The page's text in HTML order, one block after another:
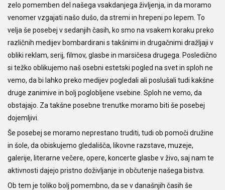
zelo pomemben del našega vsakdanjega življenja, in da moramo
venomer vzgajati našo dušo, da stremi in hrepeni po lepem. To
velja še posebej v sedanjih časih, ko smo na vsakem koraku preko
različnih medijev bombardirani s takšnimi in drugačnimi dražljaji v
obliki reklam, serij, filmov, glasbe in marsičesa drugega. Posledično
si težko oblikujemo naš osebni estetski pogled na svet in sploh ne
vemo, da bi lahko preko medijev pogledali ali poslušali tudi kakšne
druge zanimive in bolj poglobljene vsebine. Sploh ne vemo, da
obstajajo. Za takšne posebne trenutke moramo biti še posebej
dojemljivi.
Še posebej se moramo neprestano truditi, tudi ob pomoči družine
in šole, da obiskujemo gledališča, likovne razstave, muzeje,
galerije, literarne večere, opere, koncerte glasbe v živo, saj nam te
aktivnosti dajejo pristno doživljanje in občutenje našega bistva.
Ob tem je toliko bolj pomembno, da se v današnjih časih še